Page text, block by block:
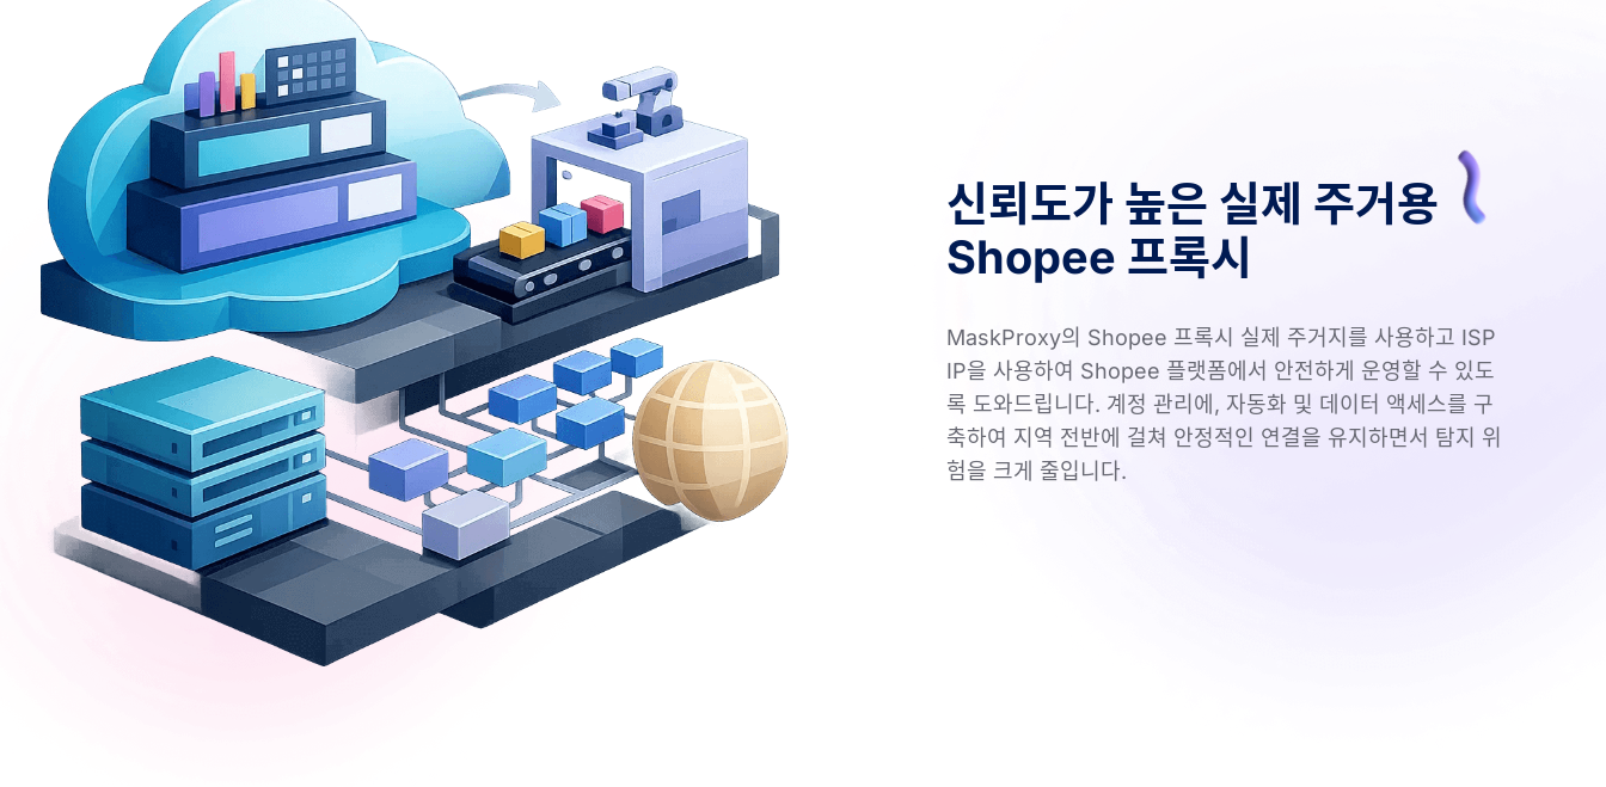
신뢰도가 높은 실제 주거용
Shopee 프록시
MaskProxy의 Shopee 프록시 실제 주거지를 사용하고 ISP
IP을 사용하여 Shopee 플랫폼에서 안전하게 운영할 수 있도
록 도와드립니다. 계정 관리에, 자동화 및 데이터 액세스를 구
축하여 지역 전반에 걸쳐 안정적인 연결을 유지하면서 탐지 위
험을 크게 줄입니다.